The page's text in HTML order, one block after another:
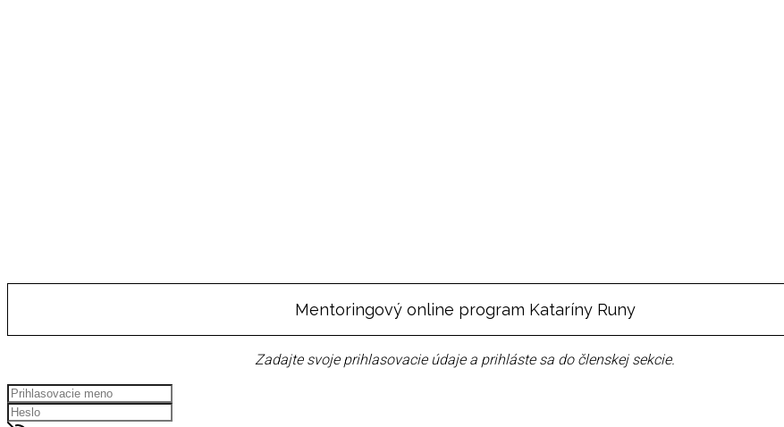
Mentoringový online program Kataríny Runy
Zadajte svoje prihlasovacie údaje a prihláste sa do členskej sekcie.